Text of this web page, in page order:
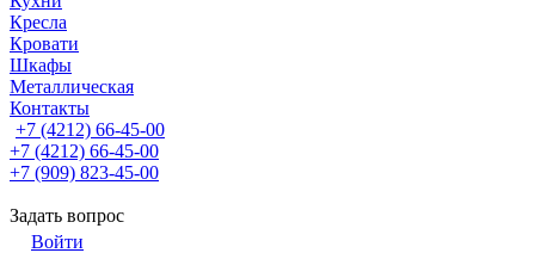
Кресла
Кровати
Шкафы
Металлическая
Контакты
+7 (4212) 66-45-00
+7 (4212) 66-45-00
+7 (909) 823-45-00
Задать вопрос
Войти